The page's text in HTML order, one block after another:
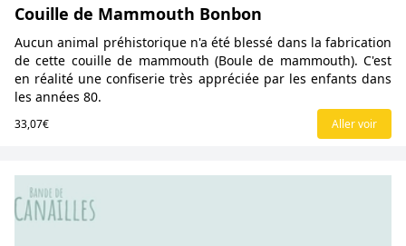
Couille de Mammouth Bonbon
Aucun animal préhistorique n'a été blessé dans la fabrication
de cette couille de mammouth (Boule de mammouth). C'est
en réalité une confiserie très appréciée par les enfants dans
les années 80.
33,07€ Aller voir